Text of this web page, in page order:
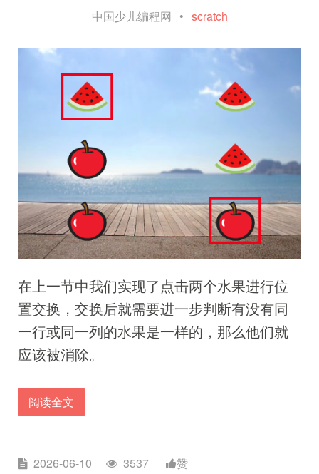
中国少儿编程网 • scratch
在上一节中我们实现了点击两个水果进行位
置交换，交换后就需要进一步判断有没有同
一行或同一列的水果是一样的，那么他们就
应该被消除。
阅读全文
2026-06-10 3537 赞